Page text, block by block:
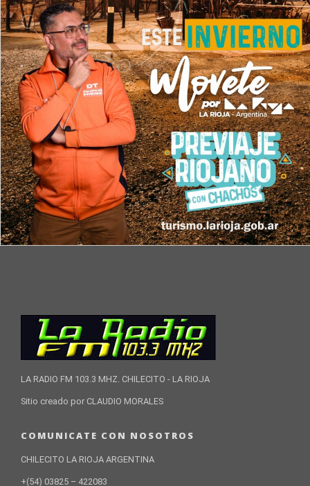
LA RADIO FM 103.3 MHZ. CHILECITO - LA RIOJA
Sitio creado por CLAUDIO MORALES
COMUNICATE CON NOSOTROS
CHILECITO LA RIOJA ARGENTINA
+(54) 03825 – 422083